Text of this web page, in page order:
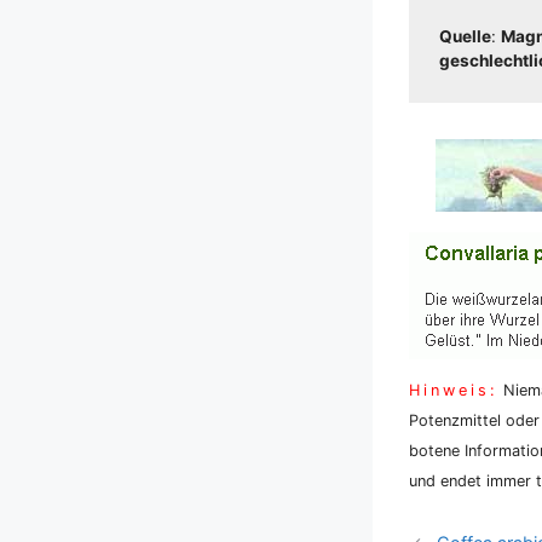
Quel­le:
Hin­weis:
Potenz­mit­tel
bo­te­ne
und endet immer